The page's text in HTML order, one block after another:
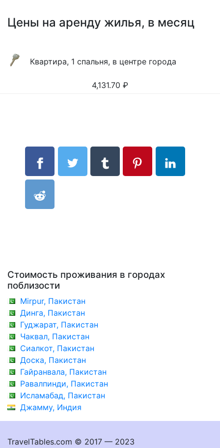
Цены на аренду жилья, в месяц
Квартира, 1 спальня, в центре города
4,131.70 ₽
Стоимость проживания в городах
поблизости
Mirpur, Пакистан
Динга, Пакистан
Гуджарат, Пакистан
Чаквал, Пакистан
Сиалкот, Пакистан
Доска, Пакистан
Гайранвала, Пакистан
Равалпинди, Пакистан
Исламабад, Пакистан
Джамму, Индия
TravelTables.com © 2017 — 2023